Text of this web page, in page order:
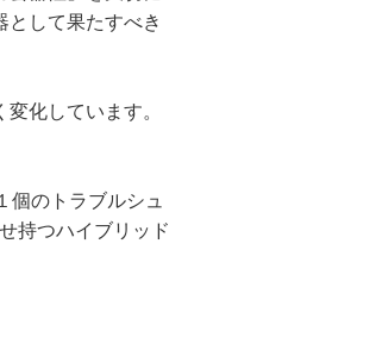
として果たすべき
化しています。
個のトラブルシュ
持つハイブリッド